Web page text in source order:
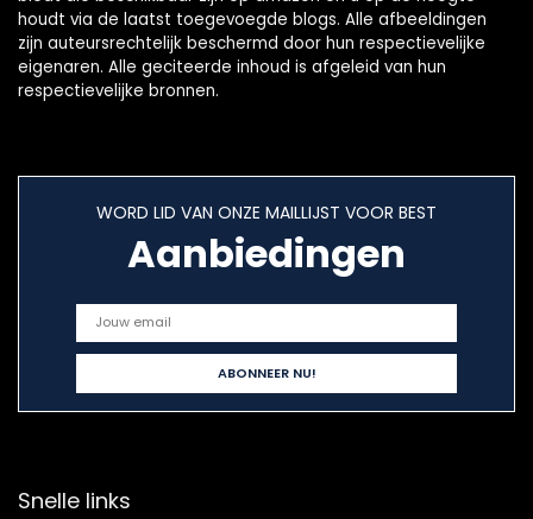
houdt via de laatst toegevoegde blogs. Alle afbeeldingen
zijn auteursrechtelijk beschermd door hun respectievelijke
eigenaren. Alle geciteerde inhoud is afgeleid van hun
respectievelijke bronnen.
WORD LID VAN ONZE MAILLIJST VOOR BEST
Aanbiedingen
Snelle links